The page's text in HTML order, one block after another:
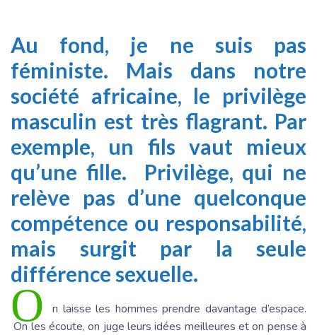
Au fond, je ne suis pas
féministe. Mais dans notre
société africaine, le privilège
masculin est très flagrant. Par
exemple, un fils vaut mieux
qu’une fille. Privilège, qui ne
relève pas d’une quelconque
compétence ou responsabilité,
mais surgit par la seule
différence sexuelle.
O
n laisse les hommes prendre davantage d’espace.
On les écoute, on juge leurs idées meilleures et on pense à